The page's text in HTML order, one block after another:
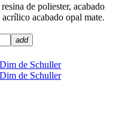
de poliester, acabado
acabado opal mate.
add